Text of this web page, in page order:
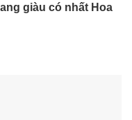
giàu có nhất Hoa